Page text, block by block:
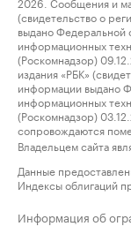
(свидетельство о
выдано Федеральной
информационных
(Роскомнадзор)
издания «РБК»
информации выдано
информационных
(Роскомнадзор)
сопровождаются
Владельцем сайта
Данные
Индексы облигаций
Информация об